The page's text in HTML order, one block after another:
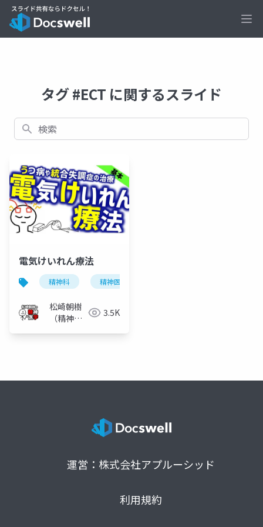
タグ #ECT に関するスライド
検索
電気けいれん療法
精神科 精神医学
松崎朝樹
（精神科
3.5K
運営：株式会社アプルーシッド
利用規約